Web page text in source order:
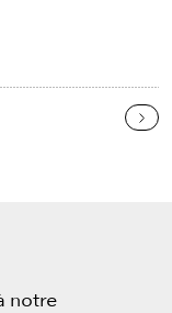
notre